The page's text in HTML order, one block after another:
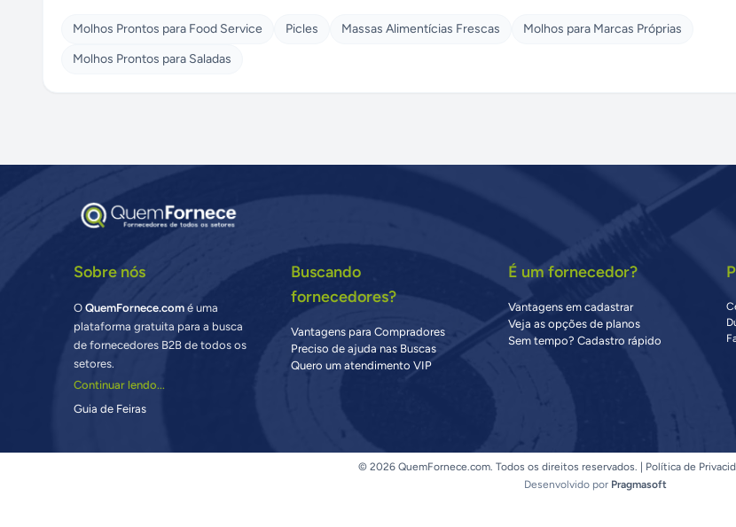
Molhos Prontos para Food Service Picles Massas Alimentícias Frescas
Molhos para Marcas Próprias
Molhos Prontos para Saladas
Sobre nós
OQuemFornece.com é uma
plataforma gratuita para a busca
de fornecedores B2B de todos os
setores.
Continuar lendo...
Guia de Feiras
Buscando
fornecedores?
Vantagens para Compradores
Preciso de ajuda nas Buscas
Quero um atendimento VIP
É um fornecedor?
Vantagens em cadastrar
Veja as opções de planos
Sem tempo? Cadastro rápido
© 2026 QuemFornece.com. Todos os direitos reservados. | Política de
Desenvolvido por Pragmasoft